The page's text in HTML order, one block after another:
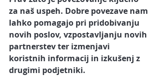
za naš uspeh. Dobre povezave nam
lahko pomagajo pri pridobivanju
novih poslov, vzpostavljanju novih
partnerstev ter izmenjavi
koristnih informacij in izkušenj z
drugimi podjetniki.